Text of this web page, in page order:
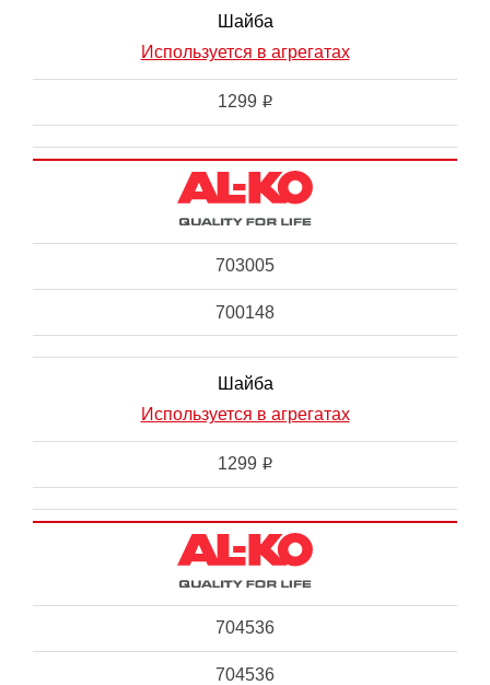
Шайба
Используется в агрегатах
1299 i
703005
700148
Шайба
Используется в агрегатах
1299 i
704536
704536